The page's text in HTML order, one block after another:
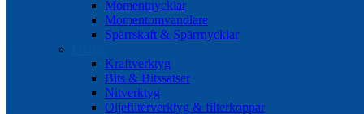
Momentnycklar
Momentomvandlare
Spärrskaft & Spärrnycklar
Kraftverktyg
Bits & Bitssatser
Nitverktyg
Oljefilterverktyg & filterkoppar